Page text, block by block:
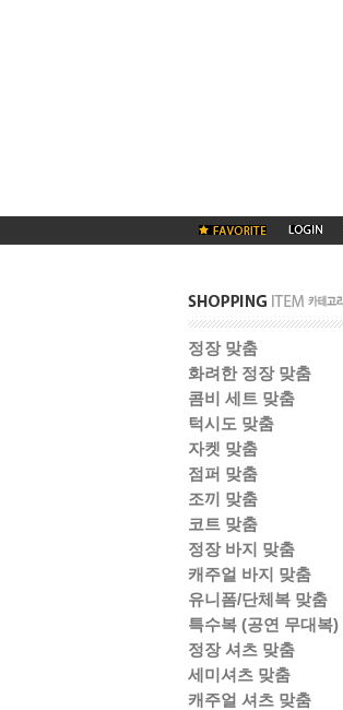
정장 맞춤
화려한 정장 맞춤
콤비 세트 맞춤
턱시도 맞춤
자켓 맞춤
점퍼 맞춤
조끼 맞춤
코트 맞춤
정장 바지 맞춤
캐주얼 바지 맞춤
유니폼/단체복 맞춤
특수복 (공연 무대복)
정장 셔츠 맞춤
세미셔츠 맞춤
캐주얼 셔츠 맞춤